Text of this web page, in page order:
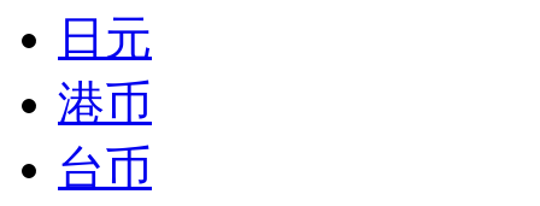
日元
港币
台币